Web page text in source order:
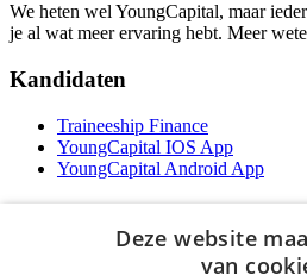
We heten wel YoungCapital, maar
je al wat meer ervaring hebt. Meer
Kandidaten
Traineeship Finance
YoungCapital IOS App
YoungCapital Android App
Deze website
van